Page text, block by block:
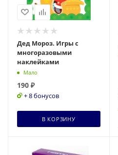
Дед Мороз. Игры с
многоразовыми
наклейками
Мало
190 ₽
+ 8 бонусов
В КОРЗИНУ